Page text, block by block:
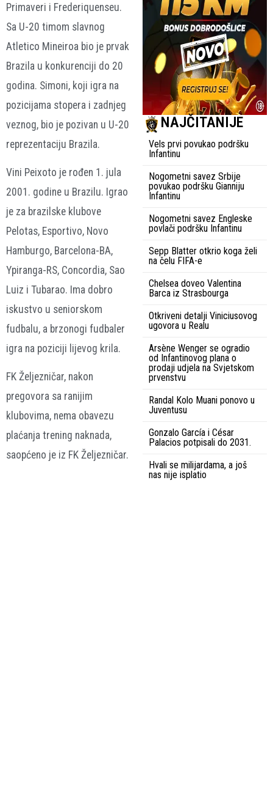
Primaveri i Frederiquenseu.
Sa U-20 timom slavnog
Atletico Mineiroa bio je prvak
Brazila u konkurenciji do 20
godina. Simoni, koji igra na
pozicijama stopera i zadnjeg
veznog, bio je pozivan u U-20
reprezentaciju Brazila.
Vini Peixoto je rođen 1. jula
2001. godine u Brazilu. Igrao
je za brazilske klubove
Pelotas, Esportivo, Novo
Hamburgo, Barcelona-BA,
Ypiranga-RS, Concordia, Sao
Luiz i Tubarao. Ima dobro
iskustvo u seniorskom
fudbalu, a brzonogi fudbaler
igra na poziciji lijevog krila.
FK Željezničar, nakon
pregovora sa ranijim
klubovima, nema obavezu
plaćanja trening naknada,
saopćeno je iz FK Željezničar.
NAJČITANIJE
Vels prvi povukao podršku
Infantinu
Nogometni savez Srbije
povukao podršku Gianniju
Infantinu
Nogometni savez Engleske
povlači podršku Infantinu
Sepp Blatter otkrio koga želi
na čelu FIFA-e
Chelsea doveo Valentina
Barca iz Strasbourga
Otkriveni detalji Viniciusovog
ugovora u Realu
Arsène Wenger se ogradio
od Infantinovog plana o
prodaji udjela na Svjetskom
prvenstvu
Randal Kolo Muani ponovo u
Juventusu
Gonzalo García i César
Palacios potpisali do 2031.
Hvali se milijardama, a još
nas nije isplatio